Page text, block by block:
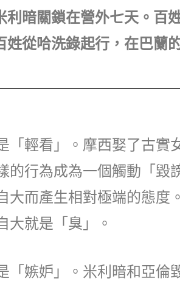
利暗關鎖在營外七天。百
姓從哈洗錄起行，在巴蘭
「輕看」。摩西娶了古實
的行為成為一個觸動「毀
大而產生相對極端的態度
大就是「臭」。
「嫉妒」。米利暗和亞倫